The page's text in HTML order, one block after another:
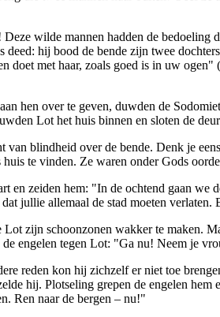
wilde mannen hadden de
hij bood de bende zijn twee
doet met haar, zoals goed is in uw
hen over te geven, duwden de
Lot het huis binnen en sloten de
van blindheid over de bende. Denk je
te vinden. Ze waren onder Gods
en zeiden hem: "In de ochtend gaan
jullie allemaal de stad moeten
zijn schoonzonen wakker te maken.
engelen tegen Lot: "Ga nu! Neem je
reden kon hij zichzelf er niet toe
hij. Plotseling grepen de engelen
Ren naar de bergen – nu!"